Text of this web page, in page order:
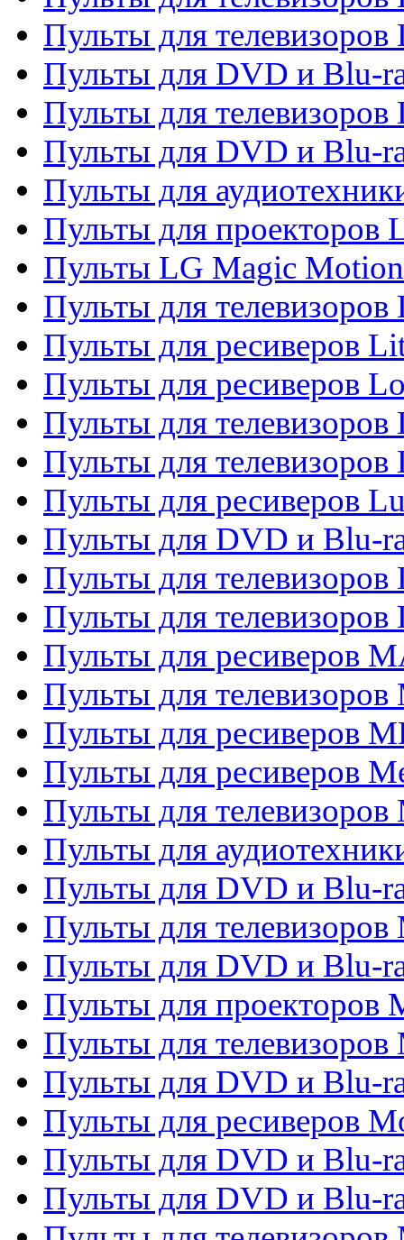
Пульты для телевизоров
Пульты для DVD и Blu-
Пульты для телевизоров
Пульты для DVD и Blu-
Пульты для
Пульты для проекторов
Пульты LG Magic Motion
Пульты для
Пульты для ресиверов
Пульты для ресиверов
Пульты для телевизоров
Пульты для
Пульты для ресиверов
Пульты для DVD и Blu-
Пульты для телевизоров
Пульты для телевизоров
Пульты для ресиверов
Пульты для телевизоров
Пульты для ресиверов
Пульты для ресиверов
Пульты для телевизоров
Пульты для
Пульты для DVD и Blu-
Пульты для
Пульты для DVD и Blu-
Пульты для проекторов
Пульты для
Пульты для DVD и Blu-
Пульты для ресиверов
Пульты для DVD и Blu-
Пульты для DVD и Blu-